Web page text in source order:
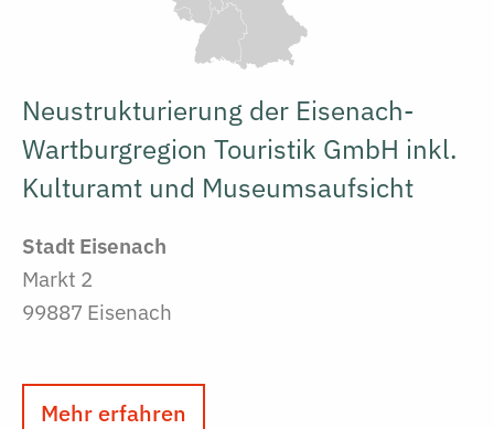
Neustrukturierung der Eisenach-
Wartburgregion Touristik GmbH inkl.
Kulturamt und Museumsaufsicht
Stadt Eisenach
Markt 2
99887 Eisenach
Mehr erfahren